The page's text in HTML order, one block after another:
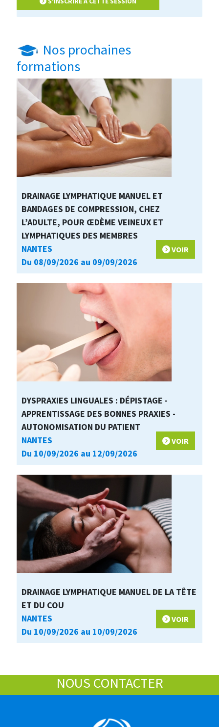
Nos prochaines
formations
DRAINAGE LYMPHATIQUE MANUEL ET
BANDAGES DE COMPRESSION, CHEZ
L’ADULTE, POUR ŒDÈME VEINEUX ET
LYMPHATIQUES DES MEMBRES
NANTES
Du 08/09/2026 au 09/09/2026
VOIR
DYSPRAXIES LINGUALES : DÉPISTAGE -
APPRENTISSAGE DES BONNES PRAXIES -
AUTONOMISATION DU PATIENT
NANTES
Du 10/09/2026 au 12/09/2026
VOIR
DRAINAGE LYMPHATIQUE MANUEL DE LA TÊTE
ET DU COU
NANTES
Du 10/09/2026 au 10/09/2026
VOIR
NOUS CONTACTER